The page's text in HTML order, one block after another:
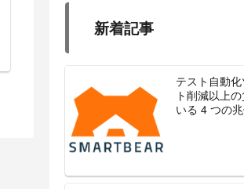
新着記事
テスト自動
ト削減以上
いる 4 つの